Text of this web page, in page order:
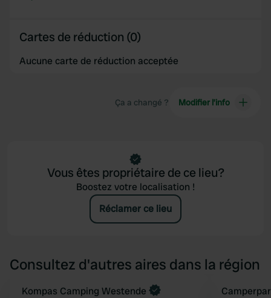
Cartes de réduction (0)
Aucune carte de réduction acceptée
Ça a changé ? Modifier l’info
Vous êtes propriétaire de ce lieu?
Boostez votre localisation !
Réclamer ce lieu
Consultez d'autres aires dans la région
Reserve maintenant
Kompas Camping Westende